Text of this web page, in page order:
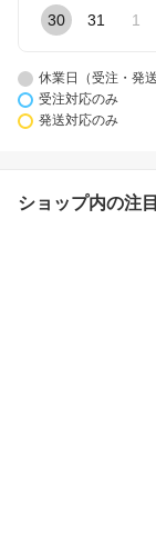
30 31 1
休業日（受注・発
受注対応のみ
発送対応のみ
ショップ内の注